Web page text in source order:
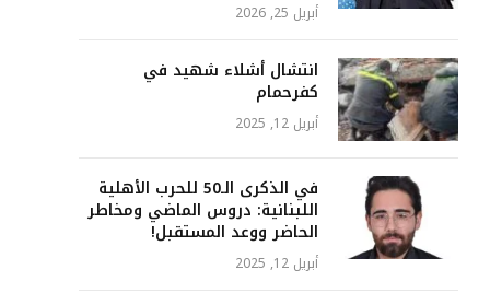
أبريل 25, 2026
انتشال أشلاء شهيد في
كفرحمام
أبريل 12, 2025
في الذكرى الـ50 للحرب الأهلية
اللبنانية: دروس الماضي ومخاطر
الحاضر ووعد المستقبل!
أبريل 12, 2025